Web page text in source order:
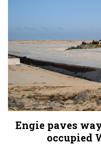
Engie paves
occupied